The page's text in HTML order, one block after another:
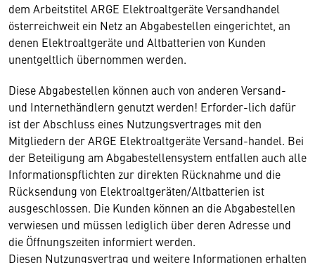
dem Arbeitstitel ARGE Elektroaltgeräte Versandhandel
österreichweit ein Netz an Abgabestellen eingerichtet, an
denen Elektroaltgeräte und Altbatterien von Kunden
unentgeltlich übernommen werden.
Diese Abgabestellen können auch von anderen Versand-
und Internethändlern genutzt werden! Erforder-lich dafür
ist der Abschluss eines Nutzungsvertrages mit den
Mitgliedern der ARGE Elektroaltgeräte Versand-handel. Bei
der Beteiligung am Abgabestellensystem entfallen auch alle
Informationspflichten zur direkten Rücknahme und die
Rücksendung von Elektroaltgeräten/Altbatterien ist
ausgeschlossen. Die Kunden können an die Abgabestellen
verwiesen und müssen lediglich über deren Adresse und
die Öffnungszeiten informiert werden.
Diesen Nutzungsvertrag und weitere Informationen erhalten